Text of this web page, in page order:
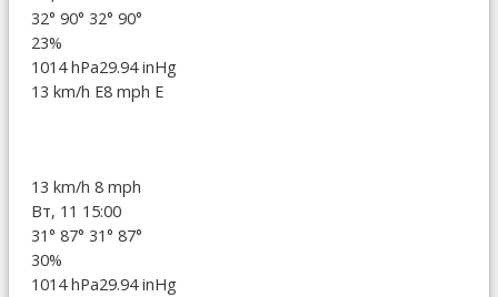
32° 90° 32° 90°
23%
1014 hPa29.94 inHg
13 km/h E8 mph E
13 km/h 8 mph
Вт, 11 15:00
31° 87° 31° 87°
30%
1014 hPa29.94 inHg